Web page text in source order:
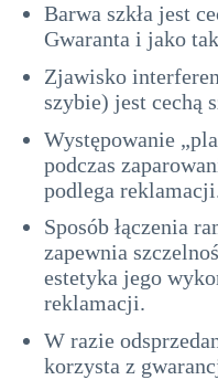
Barwa szkła jest
Gwaranta i jako
Zjawisko
szybie) jest cechą
Występowanie
podczas
podlega
Sposób łączenia
zapewnia
estetyka jego
reklamacji.
W razie
korzysta z